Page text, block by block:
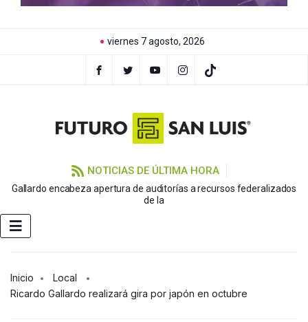
viernes 7 agosto, 2026
NOTICIAS DE ÚLTIMA HORA
Gallardo encabeza apertura de auditorías a recursos federalizados
de la
Inicio
Local
Ricardo Gallardo realizará gira por japón en octubre